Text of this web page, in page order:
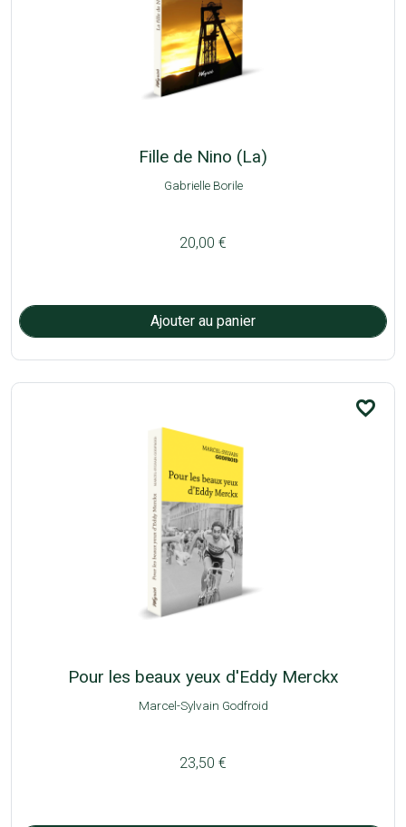
Fille de Nino (La)
Gabrielle Borile
20,00 €
favorite_border
Pour les beaux yeux d'Eddy Merckx
Marcel-Sylvain Godfroid
23,50 €